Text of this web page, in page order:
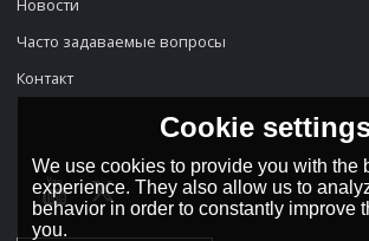
Новости
Часто задаваемые вопросы
Контакт
Cookie
We use cookies to provide you with the
experience. They also allow us to
behavior in order to constantly improve
you.